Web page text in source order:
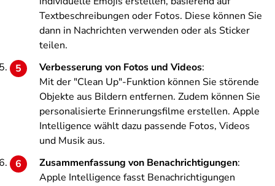
Textbeschreibungen oder Fotos. Diese können Sie
dann in Nachrichten verwenden oder als Sticker
teilen.
Verbesserung von Fotos und Videos:
Mit der "Clean Up"-Funktion können Sie störende
Objekte aus Bildern entfernen. Zudem können Sie
personalisierte Erinnerungsfilme erstellen. Apple
Intelligence wählt dazu passende Fotos, Videos
und Musik aus.
Zusammenfassung von Benachrichtigungen:
Apple Intelligence fasst Benachrichtigungen